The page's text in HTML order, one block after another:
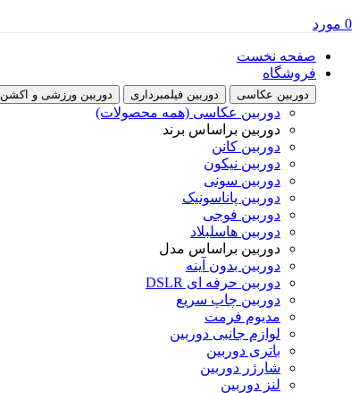
0 مورد
صفحه نخست
فروشگاه
دوربین عکاسی دوربین فیلمبرداری دوربین ورزشی و اکشن
دوربین عکاسی (همه محصولات)
دوربین براساس برند
دوربین کانن
دوربین نیکون
دوربین سونی
دوربین پاناسونیک
دوربین فوجی
دوربین هاسلبلاد
دوربین براساس مدل
دوربین‌ بدون آینه
دوربین‌ حرفه ای DSLR
دوربین چاپ سریع
مدیوم فرمت
لوازم جانبی دوربین
باتری دوربین
شارژر دوربین
لنز دوربین